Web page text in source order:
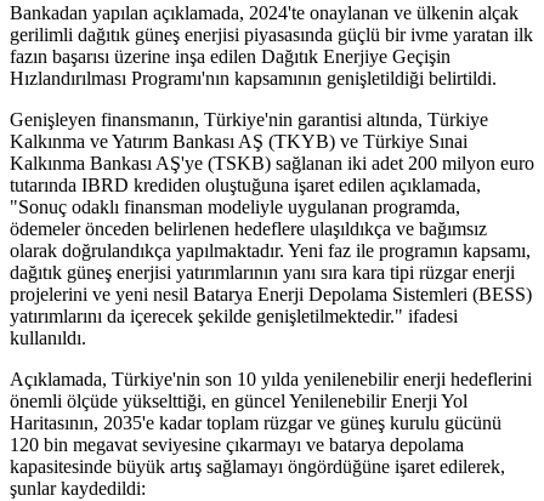
Bankadan yapılan açıklamada, 2024'te onaylanan ve ülkenin alçak
gerilimli dağıtık güneş enerjisi piyasasında güçlü bir ivme yaratan ilk
fazın başarısı üzerine inşa edilen Dağıtık Enerjiye Geçişin
Hızlandırılması Programı'nın kapsamının genişletildiği belirtildi.
Genişleyen finansmanın, Türkiye'nin garantisi altında, Türkiye
Kalkınma ve Yatırım Bankası AŞ (TKYB) ve Türkiye Sınai
Kalkınma Bankası AŞ'ye (TSKB) sağlanan iki adet 200 milyon euro
tutarında IBRD krediden oluştuğuna işaret edilen açıklamada,
"Sonuç odaklı finansman modeliyle uygulanan programda,
ödemeler önceden belirlenen hedeflere ulaşıldıkça ve bağımsız
olarak doğrulandıkça yapılmaktadır. Yeni faz ile programın kapsamı,
dağıtık güneş enerjisi yatırımlarının yanı sıra kara tipi rüzgar enerji
projelerini ve yeni nesil Batarya Enerji Depolama Sistemleri (BESS)
yatırımlarını da içerecek şekilde genişletilmektedir." ifadesi
kullanıldı.
Açıklamada, Türkiye'nin son 10 yılda yenilenebilir enerji hedeflerini
önemli ölçüde yükselttiği, en güncel Yenilenebilir Enerji Yol
Haritasının, 2035'e kadar toplam rüzgar ve güneş kurulu gücünü
120 bin megavat seviyesine çıkarmayı ve batarya depolama
kapasitesinde büyük artış sağlamayı öngördüğüne işaret edilerek,
şunlar kaydedildi: